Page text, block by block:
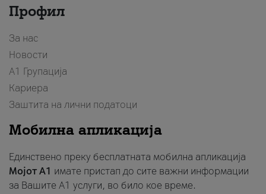
Профил
За нас
Новости
А1 Групација
Кариера
Заштита на лични податоци
Мобилна апликација
Единствено преку бесплатната мобилна апликација
Мојот A1 имате пристап до сите важни информации
за Вашите A1 услуги, во било кое време.